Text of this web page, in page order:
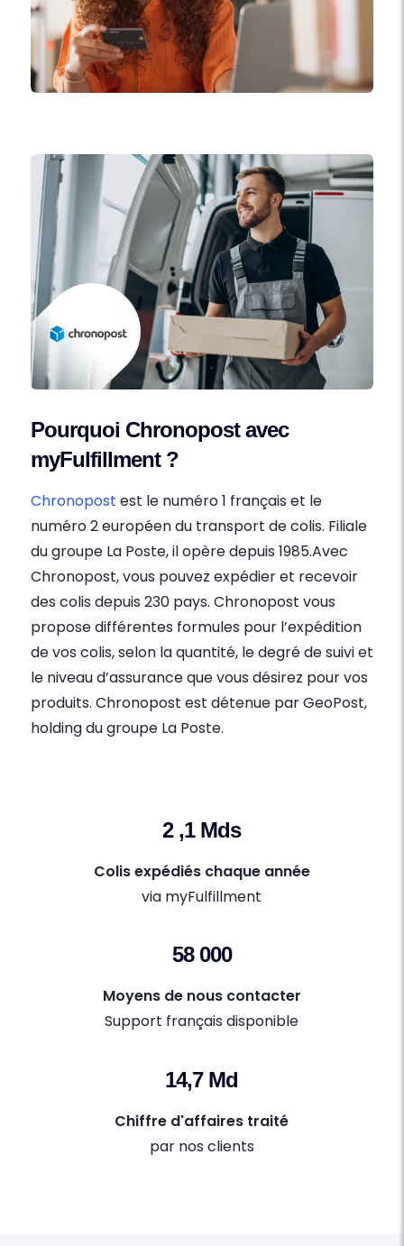
Pourquoi Chronopost avec
myFulfillment ?
Chronopost est le numéro 1 français et le
numéro 2 européen du transport de colis. Filiale
du groupe La Poste, il opère depuis 1985.Avec
Chronopost, vous pouvez expédier et recevoir
des colis depuis 230 pays. Chronopost vous
propose différentes formules pour l’expédition
de vos colis, selon la quantité, le degré de suivi et
le niveau d’assurance que vous désirez pour vos
produits. Chronopost est détenue par GeoPost,
holding du groupe La Poste.
2 ,1 Mds
Colis expédiés chaque année
via myFulfillment
58 000
Moyens de nous contacter
Support français disponible
14,7 Md
Chiffre d'affaires traité
par nos clients